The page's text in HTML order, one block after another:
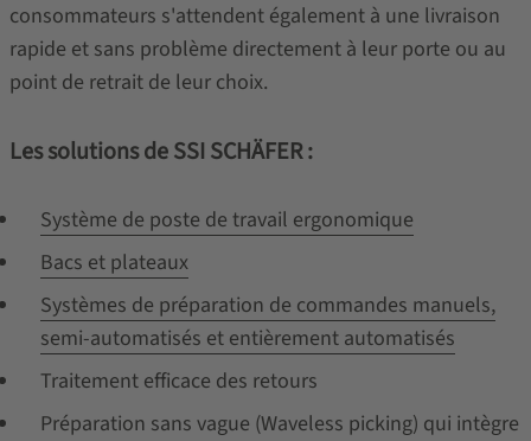
consommateurs s'attendent également à une livraison
rapide et sans problème directement à leur porte ou au
point de retrait de leur choix.
Les solutions de SSI SCHÄFER :
Système de poste de travail ergonomique
Bacs et plateaux
Systèmes de préparation de commandes manuels,
semi-automatisés et entièrement automatisés
Traitement efficace des retours
Préparation sans vague (Waveless picking) qui intègre